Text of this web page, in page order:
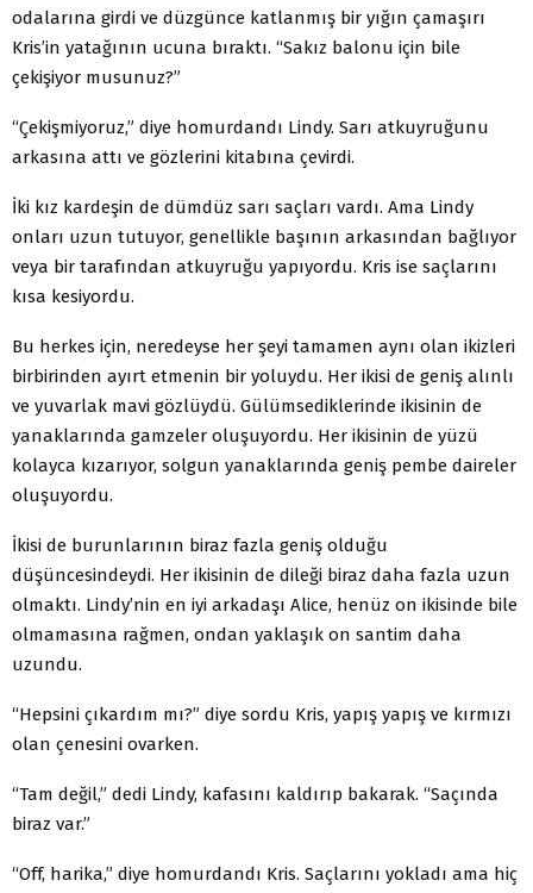
odalarına girdi ve düzgünce katlanmış bir yığın çamaşırı
Kris’in yatağının ucuna bıraktı. “Sakız balonu için bile
çekişiyor musunuz?”
“Çekişmiyoruz,” diye homurdandı Lindy. Sarı atkuyruğunu
arkasına attı ve gözlerini kitabına çevirdi.
İki kız kardeşin de dümdüz sarı saçları vardı. Ama Lindy
onları uzun tutuyor, genellikle başının arkasından bağlıyor
veya bir tarafından atkuyruğu yapıyordu. Kris ise saçlarını
kısa kesiyordu.
Bu herkes için, neredeyse her şeyi tamamen aynı olan ikizleri
birbirinden ayırt etmenin bir yoluydu. Her ikisi de geniş alınlı
ve yuvarlak mavi gözlüydü. Gülümsediklerinde ikisinin de
yanaklarında gamzeler oluşuyordu. Her ikisinin de yüzü
kolayca kızarıyor, solgun yanaklarında geniş pembe daireler
oluşuyordu.
İkisi de burunlarının biraz fazla geniş olduğu
düşüncesindeydi. Her ikisinin de dileği biraz daha fazla uzun
olmaktı. Lindy’nin en iyi arkadaşı Alice, henüz on ikisinde bile
olmamasına rağmen, ondan yaklaşık on santim daha
uzundu.
“Hepsini çıkardım mı?” diye sordu Kris, yapış yapış ve kırmızı
olan çenesini ovarken.
“Tam değil,” dedi Lindy, kafasını kaldırıp bakarak. “Saçında
biraz var.”
“Off, harika,” diye homurdandı Kris. Saçlarını yokladı ama hiç